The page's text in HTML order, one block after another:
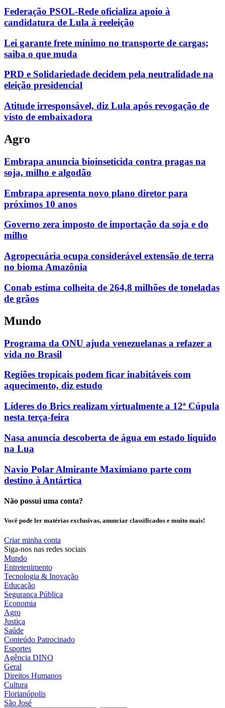
Federação PSOL-Rede oficializa apoio à
candidatura de Lula à reeleição
Lei garante frete mínimo no transporte de cargas;
saiba o que muda
PRD e Solidariedade decidem pela neutralidade na
eleição presidencial
Atitude irresponsável, diz Lula após revogação de
visto de embaixadora
Agro
Embrapa anuncia bioinseticida contra pragas na
soja, milho e algodão
Embrapa apresenta novo plano diretor para
próximos 10 anos
Governo zera imposto de importação da soja e do
milho
Agropecuária ocupa considerável extensão de terra
no bioma Amazônia
Conab estima colheita de 264,8 milhões de toneladas
de grãos
Mundo
Programa da ONU ajuda venezuelanas a refazer a
vida no Brasil
Regiões tropicais podem ficar inabitáveis com
aquecimento, diz estudo
Líderes do Brics realizam virtualmente a 12ª Cúpula
nesta terça-feira
Nasa anuncia descoberta de água em estado líquido
na Lua
Navio Polar Almirante Maximiano parte com
destino à Antártica
Não possui uma conta?
Você pode ler matérias exclusivas, anunciar classificados e muito mais!
Criar minha conta
Siga-nos nas redes sociais
Mundo
Entretenimento
Tecnologia & Inovação
Educação
Segurança Pública
Economia
Agro
Justiça
Saúde
Conteúdo Patrocinado
Esportes
Agência DINO
Geral
Direitos Humanos
Cultura
Florianópolis
São José